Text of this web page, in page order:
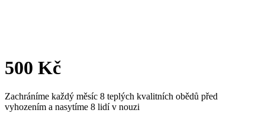
500 Kč
Zachráníme každý měsíc 8 teplých kvalitních obědů před
vyhozením a nasytíme 8 lidí v nouzi